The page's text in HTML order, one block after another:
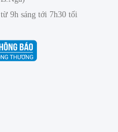
9h sáng tới 7h30 tối